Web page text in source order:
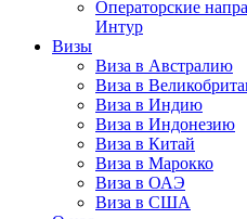
Операторские
Интур
Визы
Виза в Австралию
Виза в
Виза в Индию
Виза в Индонезию
Виза в Китай
Виза в Марокко
Виза в ОАЭ
Виза в США